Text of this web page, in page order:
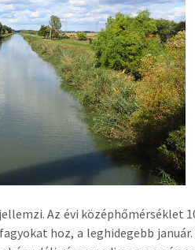
Az évi középhőmérséklet
hoz, a leghidegebb